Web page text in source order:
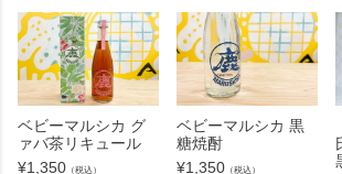
ベビーマルシカ グ
ァバ茶リキュール
¥1,350 （税込）
ベビーマルシカ 黒
糖焼酎
¥1,350 （税込）